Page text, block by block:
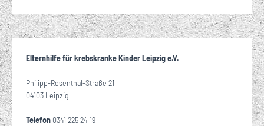
Elternhilfe für krebskranke Kinder Leipzig e.V.
Philipp-Rosenthal-Straße 21
04103 Leipzig
Telefon 0341 225 24 19